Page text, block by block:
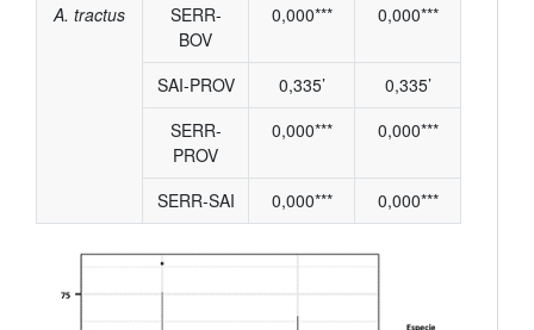
A. tractus
SERR-
BOV
0,000*** 0,000***
SAI-PROV 0,335’
0,335’
SERR-
PROV
0,000*** 0,000***
SERR-SAI 0,000*** 0,000***